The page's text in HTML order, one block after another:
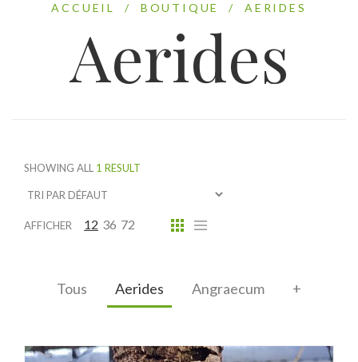
ACCUEIL / BOUTIQUE / AERIDES
Aerides
SHOWING ALL 1 RESULT
AFFICHER 12 36 72
Tous Aerides Angraecum +